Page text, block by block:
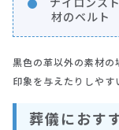
材のベルト
黒色の革以外の素材の
印象を与えたりしやす
葬儀におす